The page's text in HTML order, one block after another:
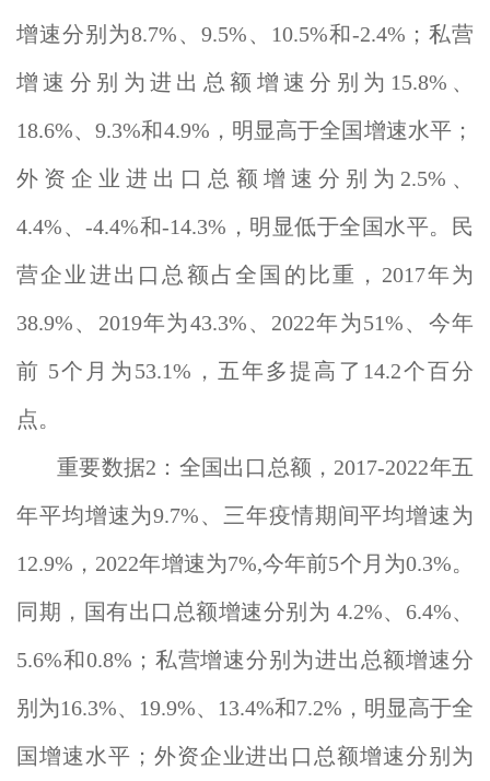
增速分别为8.7%、9.5%、10.5%和-2.4%；私营
增速分别为进出总额增速分别为15.8%、
18.6%、9.3%和4.9%，明显高于全国增速水平；
外资企业进出口总额增速分别为2.5%、
4.4%、-4.4%和-14.3%，明显低于全国水平。民
营企业进出口总额占全国的比重，2017年为
38.9%、2019年为43.3%、2022年为51%、今年
前 5个月为53.1%，五年多提高了14.2个百分
点。
重要数据2：全国出口总额，2017-2022年五
年平均增速为9.7%、三年疫情期间平均增速为
12.9%，2022年增速为7%,今年前5个月为0.3%。
同期，国有出口总额增速分别为 4.2%、6.4%、
5.6%和0.8%；私营增速分别为进出总额增速分
别为16.3%、19.9%、13.4%和7.2%，明显高于全
国增速水平；外资企业进出口总额增速分别为